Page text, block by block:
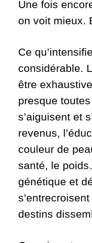
Une fois
on voit mieux.
Ce
considérable.
être
presque
s’aiguisent et
revenus,
couleur de
santé, le
génétique et
destins